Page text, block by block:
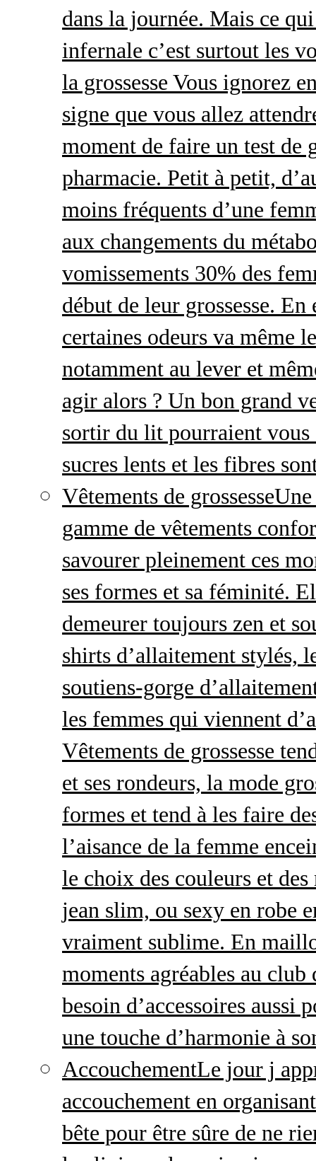
dans la journée. Mais ce
infernale c’est surtout les
la grossesse Vous ignorez
signe que vous allez
moment de faire un test de
pharmacie. Petit à petit,
moins fréquents d’une
aux changements du
vomissements 30% des
début de leur grossesse.
certaines odeurs va même
notamment au lever et
agir alors ? Un bon grand
sortir du lit pourraient vous
sucres lents et les fibres
Vêtements de grossesseUne
gamme de vêtements
savourer pleinement ces
ses formes et sa féminité.
demeurer toujours zen et
shirts d’allaitement stylés,
soutiens-gorge
les femmes qui viennent
Vêtements de grossesse
et ses rondeurs, la mode
formes et tend à les faire
l’aisance de la femme
le choix des couleurs et
jean slim, ou sexy en robe
vraiment sublime. En
moments agréables au
besoin d’accessoires aussi
une touche d’harmonie à
AccouchementLe jour j
accouchement en
bête pour être sûre de ne